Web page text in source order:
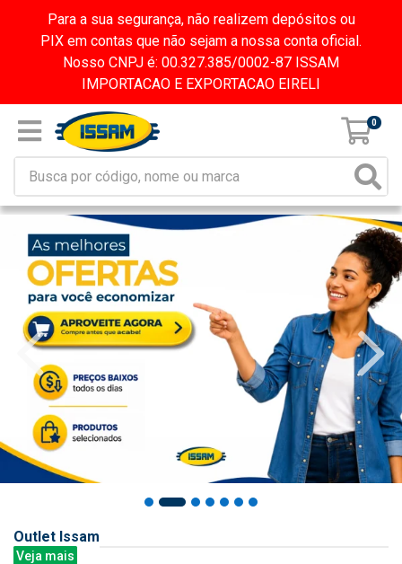
Para a sua segurança, não realizem depósitos ou
PIX em contas que não sejam a nossa conta oficial.
Nosso CNPJ é: 00.327.385/0002-87 ISSAM
IMPORTACAO E EXPORTACAO EIRELI
0
Outlet Issam
Veja mais